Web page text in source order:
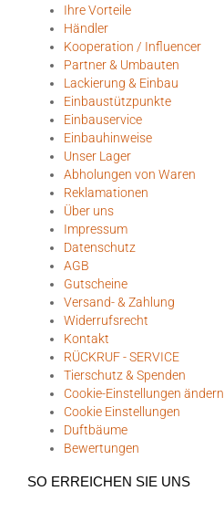
Ihre Vorteile
Händler
Kooperation / Influencer
Partner & Umbauten
Lackierung & Einbau
Einbaustützpunkte
Einbauservice
Einbauhinweise
Unser Lager
Abholungen von Waren
Reklamationen
Über uns
Impressum
Datenschutz
AGB
Gutscheine
Versand- & Zahlung
Widerrufsrecht
Kontakt
RÜCKRUF - SERVICE
Tierschutz & Spenden
Cookie-Einstellungen ändern
Cookie Einstellungen
Duftbäume
Bewertungen
SO ERREICHEN SIE UNS